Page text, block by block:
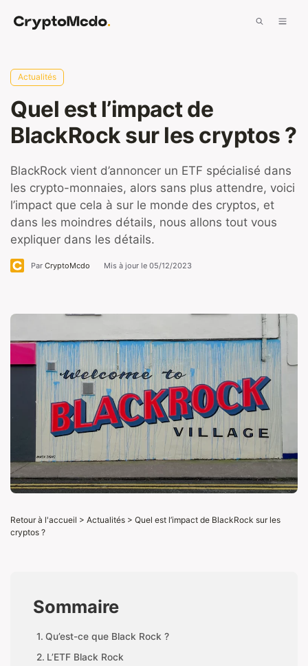
Actualités
Quel est l’impact de
BlackRock sur les cryptos ?
BlackRock vient d’annoncer un ETF spécialisé dans
les crypto-monnaies, alors sans plus attendre, voici
l’impact que cela à sur le monde des cryptos, et
dans les moindres détails, nous allons tout vous
expliquer dans les détails.
Par CryptoMcdo Mis à jour le 05/12/2023
Retour à l'accueil > Actualités > Quel est l’impact de BlackRock sur les
cryptos ?
Sommaire
Qu’est-ce que Black Rock ?
L’ETF Black Rock